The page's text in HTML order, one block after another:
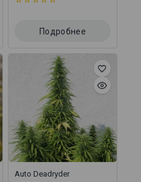
Подробнее
Auto Deadryder